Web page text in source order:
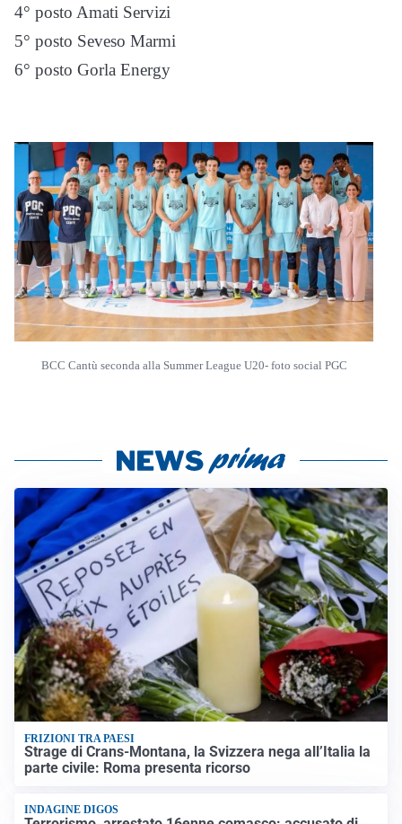
4° posto Amati Servizi
5° posto Seveso Marmi
6° posto Gorla Energy
BCC Cantù seconda alla Summer League U20- foto social PGC
FRIZIONI TRA PAESI
Strage di Crans-Montana, la Svizzera nega all’Italia la
parte civile: Roma presenta ricorso
INDAGINE DIGOS